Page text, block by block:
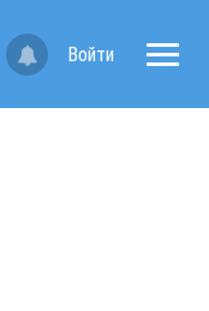
Войти